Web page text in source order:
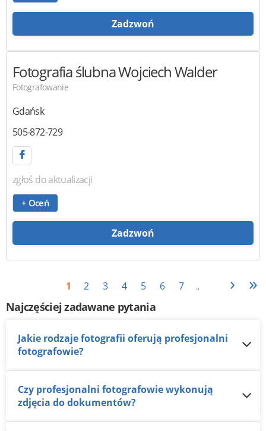
Zadzwoń
Fotografia ślubnaWojciech Walder
Fotografowanie
Gdańsk
505-872-729
zgłoś do aktualizacji
+ Oceń
Zadzwoń
1 2 3 4 5 6 7 .. › »
Najczęściej zadawane pytania
Jakie rodzaje fotografii oferują profesjonalni
fotografowie?
Czy profesjonalni fotografowie wykonują
zdjęcia do dokumentów?